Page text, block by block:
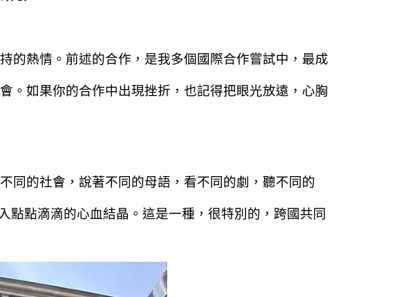
的熱情。前述的合作，是我多個國際合作嘗試中，最成
。如果你的合作中出現挫折，也記得把眼光放遠，心胸
同的社會，說著不同的母語，看不同的劇，聽不同的
點滴滴的心血結晶。這是一種，很特別的，跨國共同